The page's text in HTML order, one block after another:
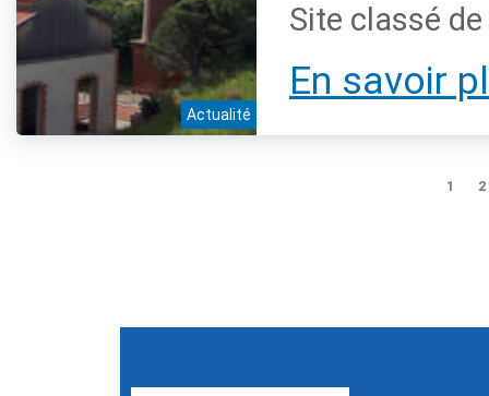
Actualité
Site classé
En savoir
1 2